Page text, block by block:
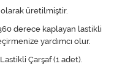
üretilmiştir.
derece kaplayan lastikli
yardımcı olur.
Çarşaf (1 adet).